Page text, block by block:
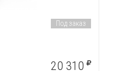
Под заказ
20 310